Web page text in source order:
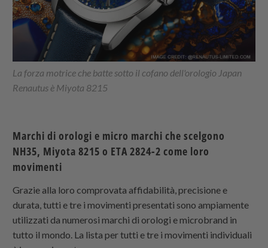
La forza motrice che batte sotto il cofano dell'orologio Japan
Renautus è Miyota 8215
Marchi di orologi e micro marchi che scelgono
NH35, Miyota 8215 o ETA 2824-2 come loro
movimenti
Grazie alla loro comprovata affidabilità, precisione e
durata, tutti e tre i movimenti presentati sono ampiamente
utilizzati da numerosi marchi di orologi e microbrand in
tutto il mondo. La lista per tutti e tre i movimenti individuali